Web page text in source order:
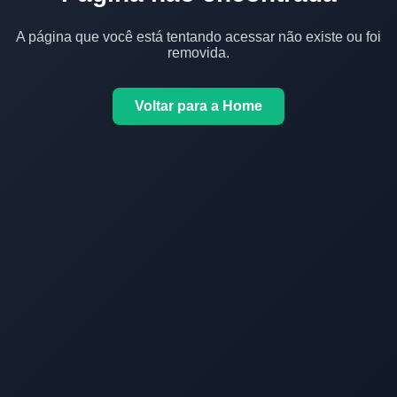
A página que você está tentando acessar não existe ou foi
removida.
Voltar para a Home